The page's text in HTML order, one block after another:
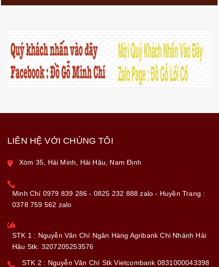
LIÊN HỆ VỚI CHÚNG TÔI
Xóm 35, Hải Minh, Hải Hậu, Nam Định
Minh Chí 0979 839 286 - 0825 232 888 zalo - Huyền Trang :
0378 759 562 zalo
STK 1 : Nguyễn Văn Chí Ngân Hàng Agribank Chi Nhánh Hải
Hậu Stk: 3207205253576
STK 2 : Nguyễn Văn Chí Stk Vietcombank 0831000043398